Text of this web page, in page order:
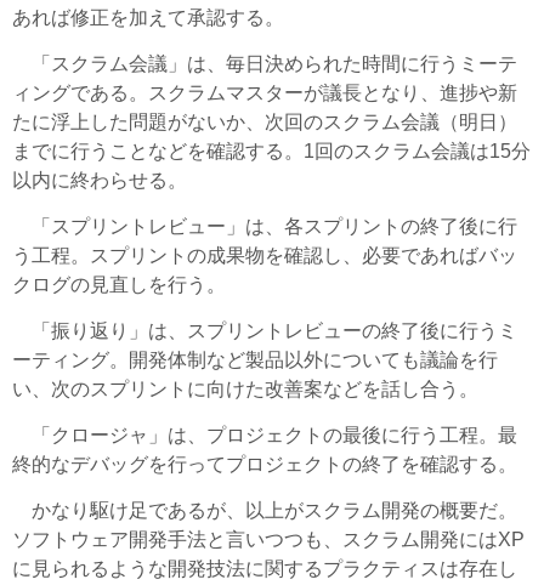
あれば修正を加えて承認する。
「スクラム会議」は、毎日決められた時間に行うミーテ
ィングである。スクラムマスターが議長となり、進捗や新
たに浮上した問題がないか、次回のスクラム会議（明日）
までに行うことなどを確認する。1回のスクラム会議は15分
以内に終わらせる。
「スプリントレビュー」は、各スプリントの終了後に行
う工程。スプリントの成果物を確認し、必要であればバッ
クログの見直しを行う。
「振り返り」は、スプリントレビューの終了後に行うミ
ーティング。開発体制など製品以外についても議論を行
い、次のスプリントに向けた改善案などを話し合う。
「クロージャ」は、プロジェクトの最後に行う工程。最
終的なデバッグを行ってプロジェクトの終了を確認する。
かなり駆け足であるが、以上がスクラム開発の概要だ。
ソフトウェア開発手法と言いつつも、スクラム開発にはXP
に見られるような開発技法に関するプラクティスは存在し